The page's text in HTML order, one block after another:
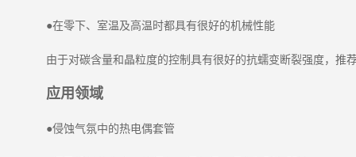
●在零下、室温及高温时都具有很好的机械性能
由于对碳含量和晶粒度的控制具有很好的抗蠕变断裂强度，推
应用领域
●侵蚀气氛中的热电偶套管